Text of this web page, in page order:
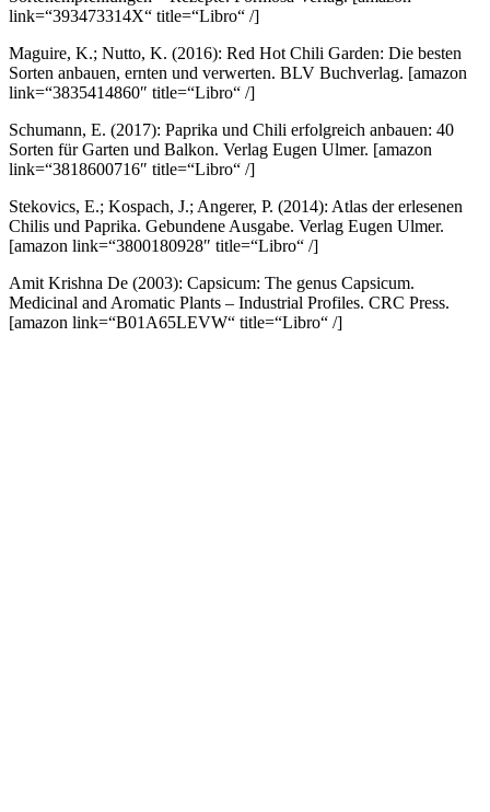
link=“393473314X“ title=“Libro“ /]
Maguire, K.; Nutto, K. (2016): Red Hot Chili Garden: Die besten
Sorten anbauen, ernten und verwerten. BLV Buchverlag. [amazon
link=“3835414860″ title=“Libro“ /]
Schumann, E. (2017): Paprika und Chili erfolgreich anbauen: 40
Sorten für Garten und Balkon. Verlag Eugen Ulmer. [amazon
link=“3818600716″ title=“Libro“ /]
Stekovics, E.; Kospach, J.; Angerer, P. (2014): Atlas der erlesenen
Chilis und Paprika. Gebundene Ausgabe. Verlag Eugen Ulmer.
[amazon link=“3800180928″ title=“Libro“ /]
Amit Krishna De (2003): Capsicum: The genus Capsicum.
Medicinal and Aromatic Plants – Industrial Profiles. CRC Press.
[amazon link=“B01A65LEVW“ title=“Libro“ /]